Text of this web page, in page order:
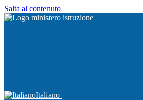
Salta al contenuto
Italiano